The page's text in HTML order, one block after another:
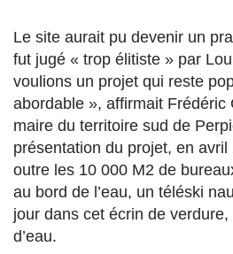
Le site aurait pu devenir un
fut jugé « trop élitiste » par
voulions un projet qui reste
abordable », affirmait Frédéric
maire du territoire sud de
présentation du projet, en avril
outre les 10 000 M2 de
au bord de l’eau, un téléski
jour dans cet écrin de
d’eau.